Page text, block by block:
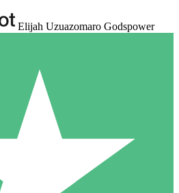
Elijah Uzuazomaro Godspower